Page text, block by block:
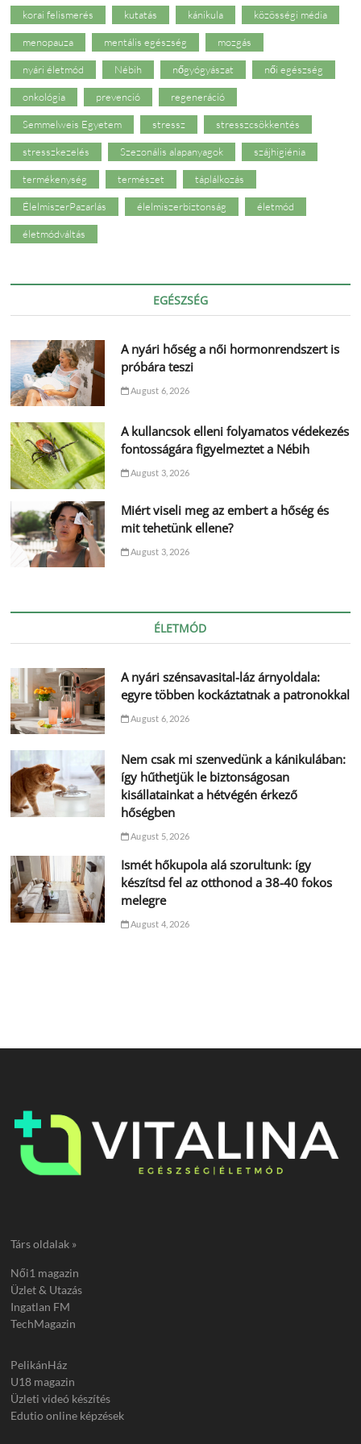
korai felismerés kutatás kánikula közösségi média
menopauza mentális egészség mozgás
nyári életmód Nébih nőgyógyászat női egészség
onkológia prevenció regeneráció
Semmelweis Egyetem stressz stresszcsökkentés
stresszkezelés Szezonális alapanyagok szájhigiénia
termékenység természet táplálkozás
ÉlelmiszerPazarlás élelmiszerbiztonság életmód
életmódváltás
EGÉSZSÉG
A nyári hőség a női hormonrendszert is
próbára teszi
August 6, 2026
A kullancsok elleni folyamatos védekezés
fontosságára figyelmeztet a Nébih
August 3, 2026
Miért viseli meg az embert a hőség és
mit tehetünk ellene?
August 3, 2026
ÉLETMÓD
A nyári szénsavasital-láz árnyoldala:
egyre többen kockáztatnak a patronokkal
August 6, 2026
Nem csak mi szenvedünk a kánikulában:
így hűthetjük le biztonságosan
kisállatainkat a hétvégén érkező
hőségben
August 5, 2026
Ismét hőkupola alá szorultunk: így
készítsd fel az otthonod a 38-40 fokos
melegre
August 4, 2026
Társ oldalak »
Női1 magazin
Üzlet & Utazás
Ingatlan FM
TechMagazin
PelikánHáz
U18 magazin
Üzleti videó készítés
Edutio online képzések